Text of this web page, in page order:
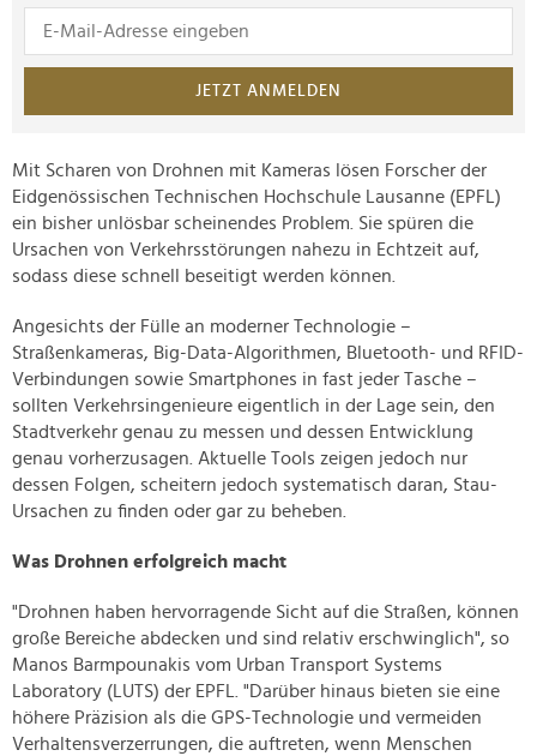
JETZT ANMELDEN
Mit Scharen von Drohnen mit Kameras lösen Forscher der
Eidgenössischen Technischen Hochschule Lausanne (EPFL)
ein bisher unlösbar scheinendes Problem. Sie spüren die
Ursachen von Verkehrsstörungen nahezu in Echtzeit auf,
sodass diese schnell beseitigt werden können.
Angesichts der Fülle an moderner Technologie –
Straßenkameras, Big-Data-Algorithmen, Bluetooth- und RFID-
Verbindungen sowie Smartphones in fast jeder Tasche –
sollten Verkehrsingenieure eigentlich in der Lage sein, den
Stadtverkehr genau zu messen und dessen Entwicklung
genau vorherzusagen. Aktuelle Tools zeigen jedoch nur
dessen Folgen, scheitern jedoch systematisch daran, Stau-
Ursachen zu finden oder gar zu beheben.
Was Drohnen erfolgreich macht
"Drohnen haben hervorragende Sicht auf die Straßen, können
große Bereiche abdecken und sind relativ erschwinglich", so
Manos Barmpounakis vom Urban Transport Systems
Laboratory (LUTS) der EPFL. "Darüber hinaus bieten sie eine
höhere Präzision als die GPS-Technologie und vermeiden
Verhaltensverzerrungen, die auftreten, wenn Menschen